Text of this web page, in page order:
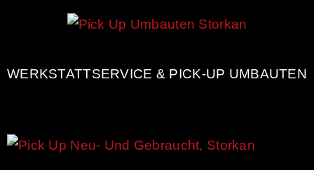
WERKSTATTSERVICE & PICK-UP UMBAUTEN